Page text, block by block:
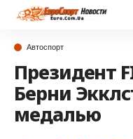
Автоспорт
Президент
Берни
медалью